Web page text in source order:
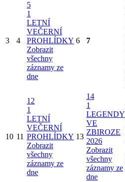
3 4
5
1
LETNÍ
VEČERNÍ
PROHLÍDKY
Zobrazit
všechny
záznamy ze
dne
6 7
10 11
12
1
LETNÍ
VEČERNÍ
PROHLÍDKY
Zobrazit
všechny
záznamy ze
dne
13
14
1
LEGENDY
VE
ZBIROZE
2026
Zobrazit
všechny
záznamy ze
dne